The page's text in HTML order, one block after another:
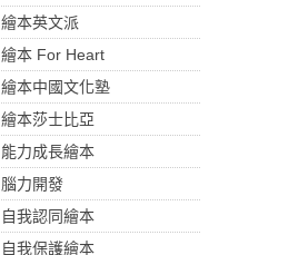
繪本英文派
繪本 For Heart
繪本中國文化塾
繪本莎士比亞
能力成長繪本
腦力開發
自我認同繪本
自我保護繪本